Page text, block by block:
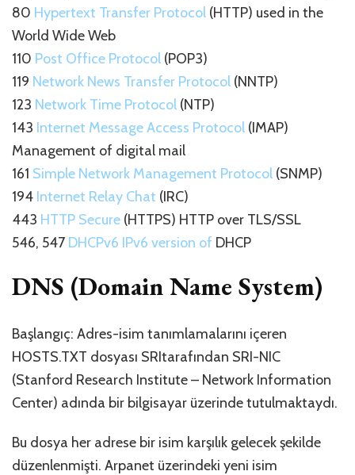
80 Hypertext Transfer Protocol (HTTP) used in the
World Wide Web
110 Post Office Protocol (POP3)
119 Network News Transfer Protocol (NNTP)
123 Network Time Protocol (NTP)
143 Internet Message Access Protocol (IMAP)
Management of digital mail
161 Simple Network Management Protocol (SNMP)
194 Internet Relay Chat (IRC)
443 HTTP Secure (HTTPS) HTTP over TLS/SSL
546, 547 DHCPv6 IPv6 version of DHCP
DNS (Domain Name System)
Başlangıç: Adres-isim tanımlamalarını içeren
HOSTS.TXT dosyası SRItarafından SRI-NIC
(Stanford Research Institute – Network Information
Center) adında bir bilgisayar üzerinde tutulmaktaydı.
Bu dosya her adrese bir isim karşılık gelecek şekilde
düzenlenmişti. Arpanet üzerindeki yeni isim